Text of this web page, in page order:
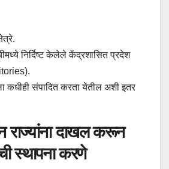
निर्दिष्ट केलेले केंद्रशासित प्रदेश
कधीही संपादित करता येतील अशी इतर
राज्यांना दाखल करून
स्थापना करणे